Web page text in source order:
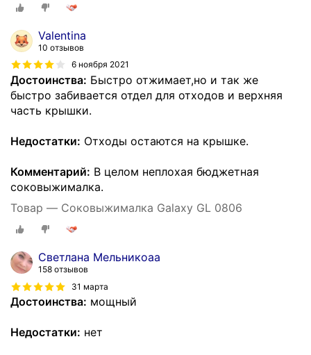
Valentina
10 отзывов
6 ноября 2021
Достоинства: Быстро отжимает,но и так же
быстро забивается отдел для отходов и верхняя
часть крышки.
Недостатки: Отходы остаются на крышке.
Комментарий: В целом неплохая бюджетная
соковыжималка.
Товар — Соковыжималка Galaxy GL 0806
Светлана Мельникоаа
158 отзывов
31 марта
Достоинства: мощный
Недостатки: нет